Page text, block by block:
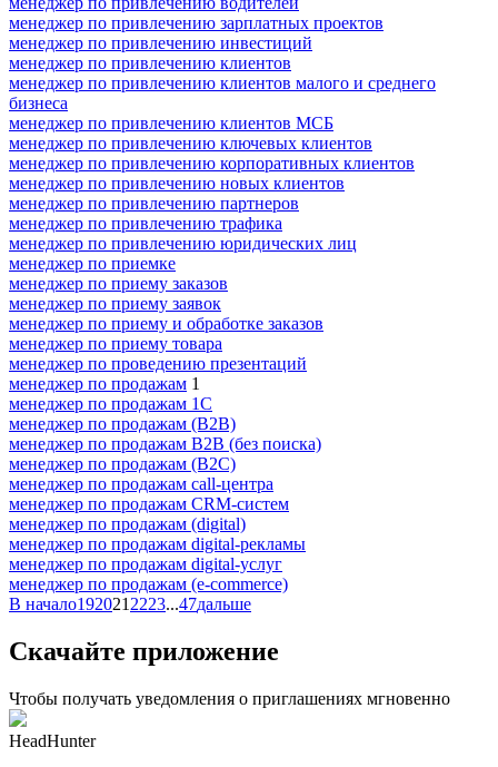
менеджер по привлечению зарплатных проектов
менеджер по привлечению инвестиций
менеджер по привлечению клиентов
менеджер по привлечению клиентов малого и среднего
бизнеса
менеджер по привлечению клиентов МСБ
менеджер по привлечению ключевых клиентов
менеджер по привлечению корпоративных клиентов
менеджер по привлечению новых клиентов
менеджер по привлечению партнеров
менеджер по привлечению трафика
менеджер по привлечению юридических лиц
менеджер по приемке
менеджер по приему заказов
менеджер по приему заявок
менеджер по приему и обработке заказов
менеджер по приему товара
менеджер по проведению презентаций
менеджер по продажам 1
менеджер по продажам 1С
менеджер по продажам (B2B)
менеджер по продажам B2B (без поиска)
менеджер по продажам (B2C)
менеджер по продажам call-центра
менеджер по продажам CRM-систем
менеджер по продажам (digital)
менеджер по продажам digital-рекламы
менеджер по продажам digital-услуг
менеджер по продажам (e-commerce)
В начало192021 2223...47дальше
Скачайте приложение
Чтобы получать уведомления о приглашениях мгновенно
HeadHunter